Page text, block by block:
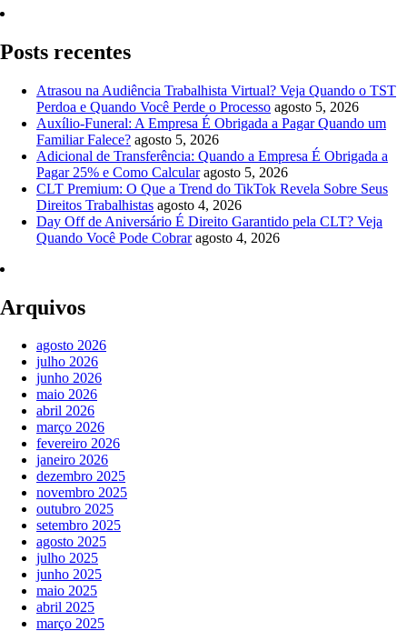
Posts recentes
Atrasou na Audiência Trabalhista Virtual? Veja Quando o TST
Perdoa e Quando Você Perde o Processo agosto 5, 2026
Auxílio-Funeral: A Empresa É Obrigada a Pagar Quando um
Familiar Falece? agosto 5, 2026
Adicional de Transferência: Quando a Empresa É Obrigada a
Pagar 25% e Como Calcular agosto 5, 2026
CLT Premium: O Que a Trend do TikTok Revela Sobre Seus
Direitos Trabalhistas agosto 4, 2026
Day Off de Aniversário É Direito Garantido pela CLT? Veja
Quando Você Pode Cobrar agosto 4, 2026
Arquivos
agosto 2026
julho 2026
junho 2026
maio 2026
abril 2026
março 2026
fevereiro 2026
janeiro 2026
dezembro 2025
novembro 2025
outubro 2025
setembro 2025
agosto 2025
julho 2025
junho 2025
maio 2025
abril 2025
março 2025